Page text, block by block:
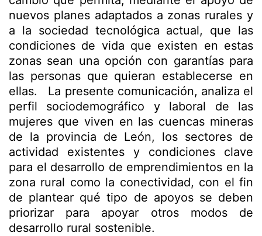
nuevos planes adaptados a zonas rurales y
a la sociedad tecnológica actual, que las
condiciones de vida que existen en estas
zonas sean una opción con garantías para
las personas que quieran establecerse en
ellas. La presente comunicación, analiza el
perfil sociodemográfico y laboral de las
mujeres que viven en las cuencas mineras
de la provincia de León, los sectores de
actividad existentes y condiciones clave
para el desarrollo de emprendimientos en la
zona rural como la conectividad, con el fin
de plantear qué tipo de apoyos se deben
priorizar para apoyar otros modos de
desarrollo rural sostenible.